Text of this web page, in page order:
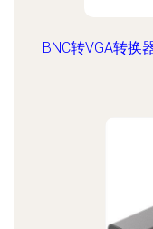
BNC转VGA转换